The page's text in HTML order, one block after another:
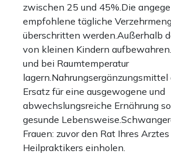
zwischen 25 und 45%.Die
empfohlene tägliche
überschritten werden.Außerhalb
von kleinen Kindern
und bei Raumtemperatur
Ersatz für eine ausgewogene und
abwechslungsreiche Ernährung
gesunde
Frauen: zuvor den Rat Ihres
Heilpraktikers einholen.